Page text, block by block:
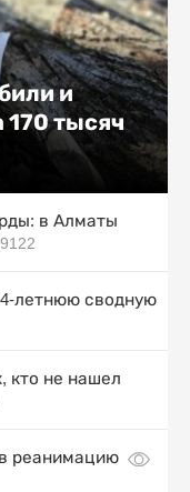
и
170 тысяч
в Алматы
9122
летнюю сводную
кто не нашел
реанимацию